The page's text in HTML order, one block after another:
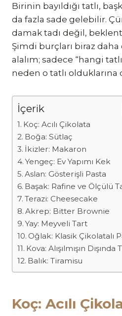
Birinin bayıldığı tatlı,
da fazla sade gelebilir.
damak tadı değil,
Şimdi burçları biraz
alalım; sadece “hangi
neden o tatlı olduklarına
İçerik
Koç: Acılı Çikolata
Boğa: Sütlaç
İkizler: Makaron
Yengeç: Ev Yapımı Kek
Aslan: Gösterişli Pasta
Başak: Rafine ve Ölçülü
Terazi: Cheesecake
Akrep: Bitter Brownie
Yay: Meyveli Tart
Oğlak: Klasik Çikolatalı
Kova: Alışılmışın Dışında
Balık: Tiramisu
Koç: Acılı